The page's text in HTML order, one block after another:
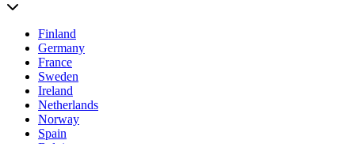
Finland
Germany
France
Sweden
Ireland
Netherlands
Norway
Spain